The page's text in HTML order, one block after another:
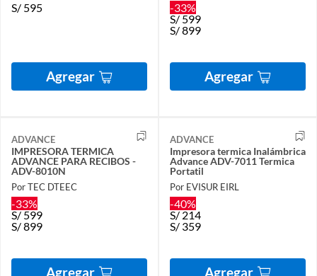
S/ 595
Agregar
-33%
S/ 599
S/899
Agregar
ADVANCE
IMPRESORA TERMICA
ADVANCE PARA RECIBOS -
ADV-8010N
Por TEC DTEEC
-33%
S/599
S/899
Agregar
ADVANCE
Impresora termica Inalámbrica
Advance ADV-7011 Termica
Portatil
Por EVISUR EIRL
-40%
S/214
S/ 359
Agregar